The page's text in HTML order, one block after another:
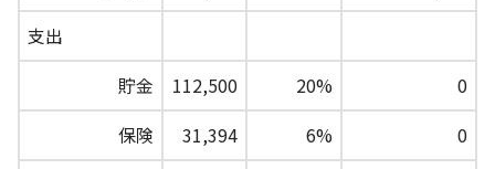
支出
貯金
112,500 20%
0
保険
31,394 6%
0